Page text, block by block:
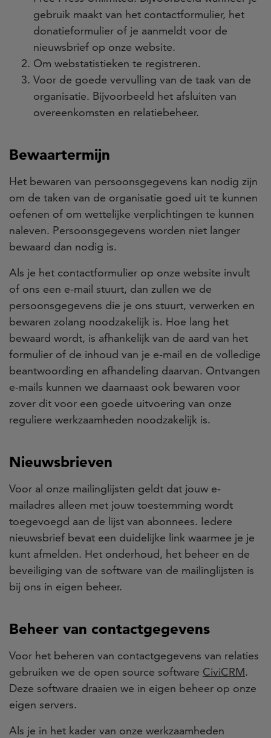
gebruik maakt van het contactformulier, het
donatieformulier of je aanmeldt voor de
nieuwsbrief op onze website.
Om webstatistieken te registreren.
Voor de goede vervulling van de taak van de
organisatie. Bijvoorbeeld het afsluiten van
overeenkomsten en relatiebeheer.
Bewaartermijn
Het bewaren van persoonsgegevens kan nodig zijn
om de taken van de organisatie goed uit te kunnen
oefenen of om wettelijke verplichtingen te kunnen
naleven. Persoonsgegevens worden niet langer
bewaard dan nodig is.
Als je het contactformulier op onze website invult
of ons een e-mail stuurt, dan zullen we de
persoonsgegevens die je ons stuurt, verwerken en
bewaren zolang noodzakelijk is. Hoe lang het
bewaard wordt, is afhankelijk van de aard van het
formulier of de inhoud van je e-mail en de volledige
beantwoording en afhandeling daarvan. Ontvangen
e-mails kunnen we daarnaast ook bewaren voor
zover dit voor een goede uitvoering van onze
reguliere werkzaamheden noodzakelijk is.
Nieuwsbrieven
Voor al onze mailinglijsten geldt dat jouw e-
mailadres alleen met jouw toestemming wordt
toegevoegd aan de lijst van abonnees. Iedere
nieuwsbrief bevat een duidelijke link waarmee je je
kunt afmelden. Het onderhoud, het beheer en de
beveiliging van de software van de mailinglijsten is
bij ons in eigen beheer.
Beheer van contactgegevens
Voor het beheren van contactgegevens van relaties
gebruiken we de open source software CiviCRM.
Deze software draaien we in eigen beheer op onze
eigen servers.
Als je in het kader van onze werkzaamheden